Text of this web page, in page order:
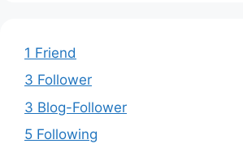
1 Friend
3 Follower
3 Blog-Follower
5 Following